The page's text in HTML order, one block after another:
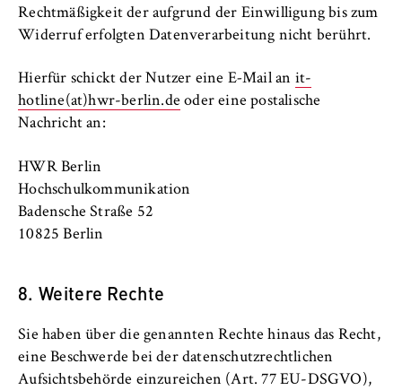
Rechtmäßigkeit der aufgrund der Einwilligung bis zum
Widerruf erfolgten Datenverarbeitung nicht berührt.
Hierfür schickt der Nutzer eine E‐Mail an it-
hotline(at)hwr-berlin.de oder eine postalische
Nachricht an:
HWR Berlin
Hochschulkommunikation
Badensche Straße 52
10825 Berlin
8. Weitere Rechte
Sie haben über die genannten Rechte hinaus das Recht,
eine Beschwerde bei der datenschutzrechtlichen
Aufsichtsbehörde einzureichen (Art. 77 EU-DSGVO),